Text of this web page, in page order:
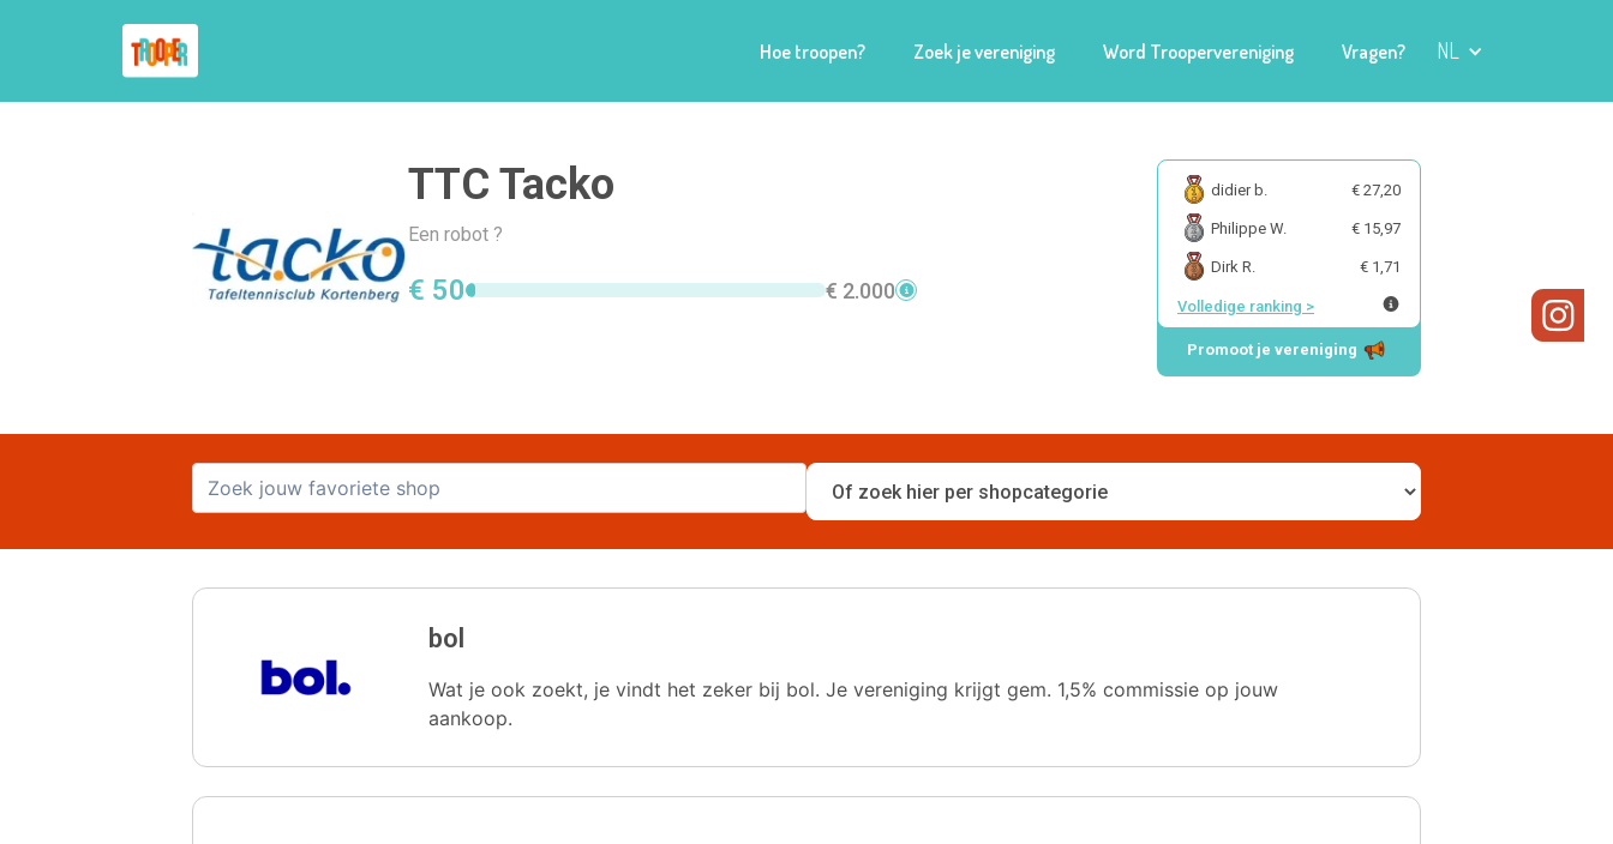
Hoe troopen? Zoek je vereniging Word Troopervereniging Vragen? NL
TTC Tacko
Een robot ?
€ 50 € 2.000
didier b. € 27,20
Philippe W. € 15,97
Dirk R. € 1,71
Volledige ranking >
Promoot je vereniging
bol
Wat je ook zoekt, je vindt het zeker bij bol. Je vereniging krijgt gem. 1,5% commissie op jouw
aankoop.